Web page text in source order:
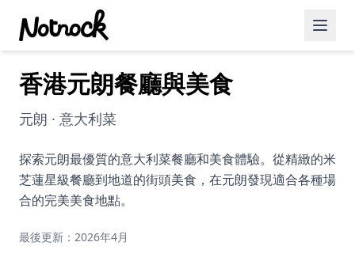
精選活動
博客文章
約會好去處
美食佳餚
香港元朗餐廳與美食
元朗 · 意大利菜
探索元朗最優質的意大利菜餐廳和美食體驗。從精緻的米
芝蓮星級餐廳到地道的街頭美食，在元朗發現適合各種場
合的完美美食地點。
最後更新：2026年4月